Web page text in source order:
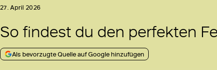
27. April 2026
So findest du den perfekten
Als bevorzugte Quelle auf Google hinzufügen